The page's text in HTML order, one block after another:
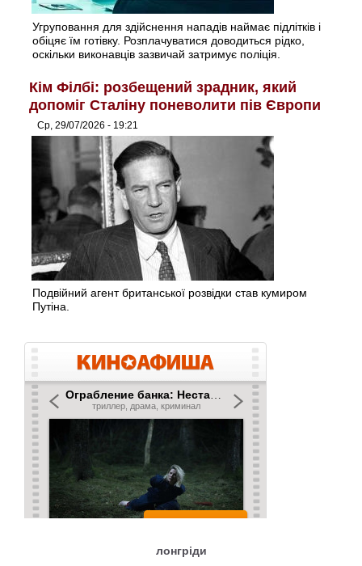
Угруповання для здійснення нападів наймає підлітків і
обіцяє їм готівку. Розплачуватися доводиться рідко,
оскільки виконавців зазвичай затримує поліція.
Кім Філбі: розбещений зрадник, який
допоміг Сталіну поневолити пів Європи
Ср, 29/07/2026 - 19:21
Подвійний агент британської розвідки став кумиром
Путіна.
лонгріди